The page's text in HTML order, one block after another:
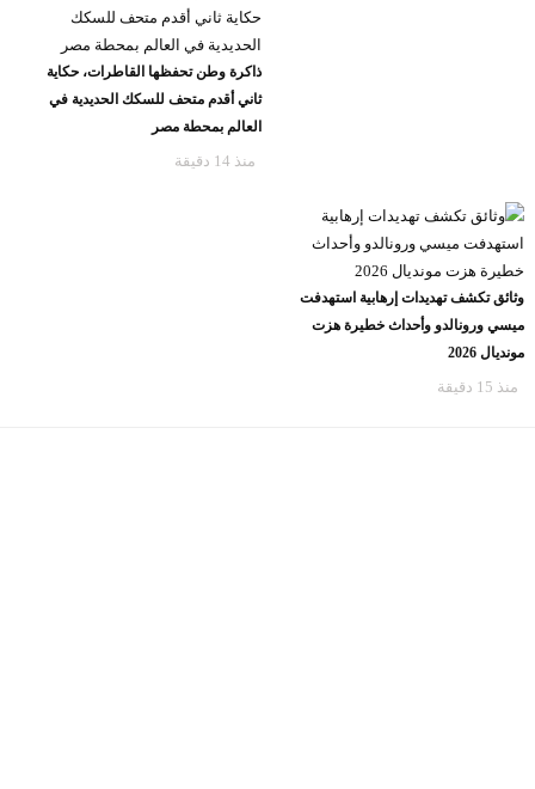
ذاكرة وطن تحفظها القاطرات، حكاية
ثاني أقدم متحف للسكك الحديدية في
العالم بمحطة مصر
منذ 14 دقيقة
وثائق تكشف تهديدات إرهابية استهدفت
ميسي ورونالدو وأحداث خطيرة هزت
مونديال 2026
منذ 15 دقيقة